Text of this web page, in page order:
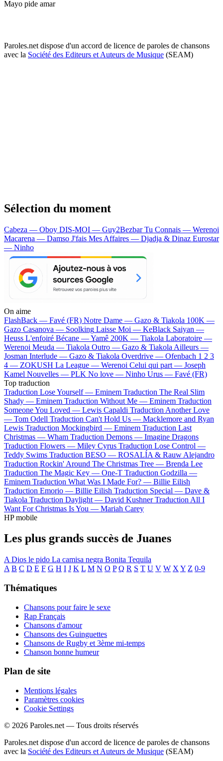
Mayo pide amar
Paroles.net dispose d'un accord de licence de paroles de chansons
avec la Société des Editeurs et Auteurs de Musique (SEAM)
Sélection du moment
Cabeza — Oboy DIS-MOI — Guy2BezbarTu Connais — Werenoi
Macarena — Damso J'fais Mes Affaires — Djadja & Dinaz Eurostar
— Ninho
On aime
FlashBack — Favé (FR) Notre Dame — Gazo & Tiakola 100K —
Gazo Casanova — Soolking Laisse Moi — KeBlack Saiyan —
Heuss L'enfoiré Bécane —Yamê 200K — Tiakola Laboratoire —
Werenoi Meuda — Tiakola Outro — Gazo & Tiakola Ailleurs —
Josman Interlude — Gazo & Tiakola Overdrive — Ofenbach 1 2 3
4 — ZOKUSH La League — Werenoi Celui qui part — Joseph
Kamel Nouvelles — PLK No love — Ninho Urus — Favé (FR)
Top traduction
Traduction Lose Yourself — Eminem Traduction The Real Slim
Shady — Eminem Traduction Without Me — Eminem Traduction
Someone You Loved — Lewis Capaldi Traduction Another Love
— Tom Odell Traduction Can't Hold Us — Macklemore and Ryan
Lewis Traduction Mockingbird — Eminem Traduction Last
Christmas — Wham Traduction Demons — Imagine Dragons
Traduction Flowers — Miley Cyrus Traduction Lose Control —
Teddy Swims Traduction BESO — ROSALÍA & Rauw Alejandro
Traduction Rockin' Around The Christmas Tree — Brenda Lee
Traduction The Magic Key — One-T Traduction Godzilla —
Eminem Traduction What Was I Made For? — Billie Eilish
Traduction Emorio — Billie Eilish Traduction Special — Dave &
Tiakola Traduction Daylight — David Kushner Traduction All I
Want For Christmas Is You — Mariah Carey
HP mobile
Les plus grands succès de Juanes
A Dios le pido La camisa negra Bonita Tequila
A B C D E F G H I J K L M N O P Q R S T U V W X Y Z 0-9
Thématiques
Chansons pour faire le sexe
Rap Français
Chansons d'amour
Chansons des Guinguettes
Chansons de Rugby et 3ème mi-temps
Chanson bonne humeur
Plan de site
Mentions légales
Paramètres cookies
Cookie Settings
© 2026 Paroles.net — Tous droits réservés
Paroles.net dispose d'un accord de licence de paroles de chansons
avec la Société des Editeurs et Auteurs de Musique (SEAM)